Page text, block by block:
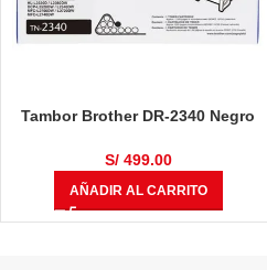
Tambor Brother DR-2340 Negro
S/499.00
AÑADIR AL CARRITO